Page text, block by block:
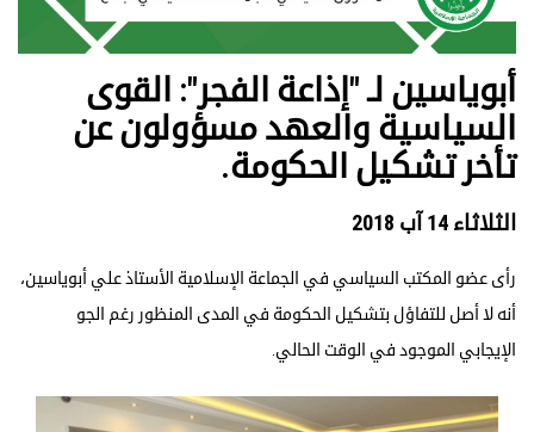
أبوياسين لـ "إذاعة الفجر": القوى
السياسية والعهد مسؤولون عن
تأخر تشكيل الحكومة.
الثلاثاء 14 آب 2018
رأى عضو المكتب السياسي في الجماعة الإسلامية الأستاذ علي أبوياسين،
أنه لا أصل للتفاؤل بتشكيل الحكومة في المدى المنظور رغم الجو
الإيجابي الموجود في الوقت الحالي.